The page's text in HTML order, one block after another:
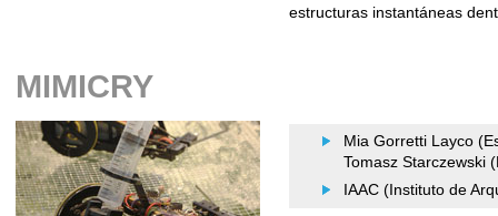
estructuras instantáneas
MIMICRY
Mia Gorretti Layco
Tomasz Starczewski
IAAC (Instituto de